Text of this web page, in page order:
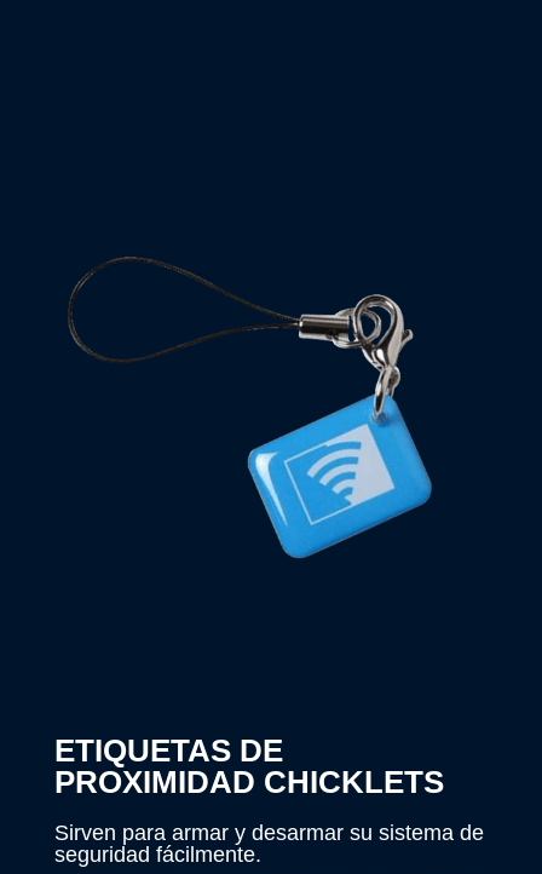
ETIQUETAS DE
PROXIMIDAD CHICKLETS
Sirven para armar y desarmar su sistema de
seguridad fácilmente.